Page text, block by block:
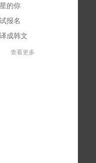
的你
报名
成韩文
查看更多